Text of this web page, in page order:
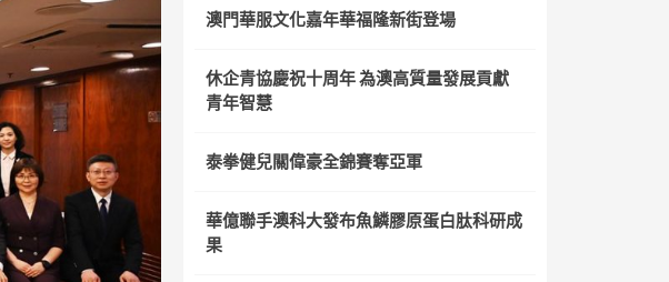
澳門華服文化嘉年華福隆新街登場
休企青協慶祝十周年 為澳高質量發展貢獻
青年智慧
泰拳健兒關偉豪全錦賽奪亞軍
華億聯手澳科大發布魚鱗膠原蛋白肽科研成
果